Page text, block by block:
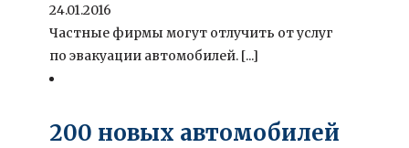
24.01.2016
Частные фирмы могут отлучить от услуг
по эвакуации автомобилей. [...]
200 новых автомобилей